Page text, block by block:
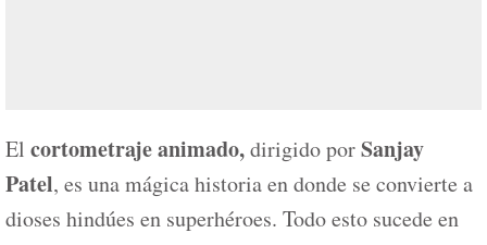
El cortometraje animado,dirigido porSanjay
Patel, es una mágica historia en donde se convierte a
dioses hindúes en superhéroes. Todo esto sucede en